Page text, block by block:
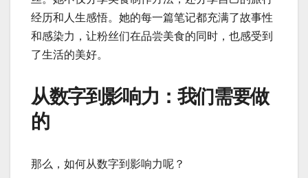
经历和人生感悟。她的每一篇笔记都充满了故事性
和感染力，让粉丝们在品尝美食的同时，也感受到
了生活的美好。
从数字到影响力：我们需要做
的
那么，如何从数字到影响力呢？